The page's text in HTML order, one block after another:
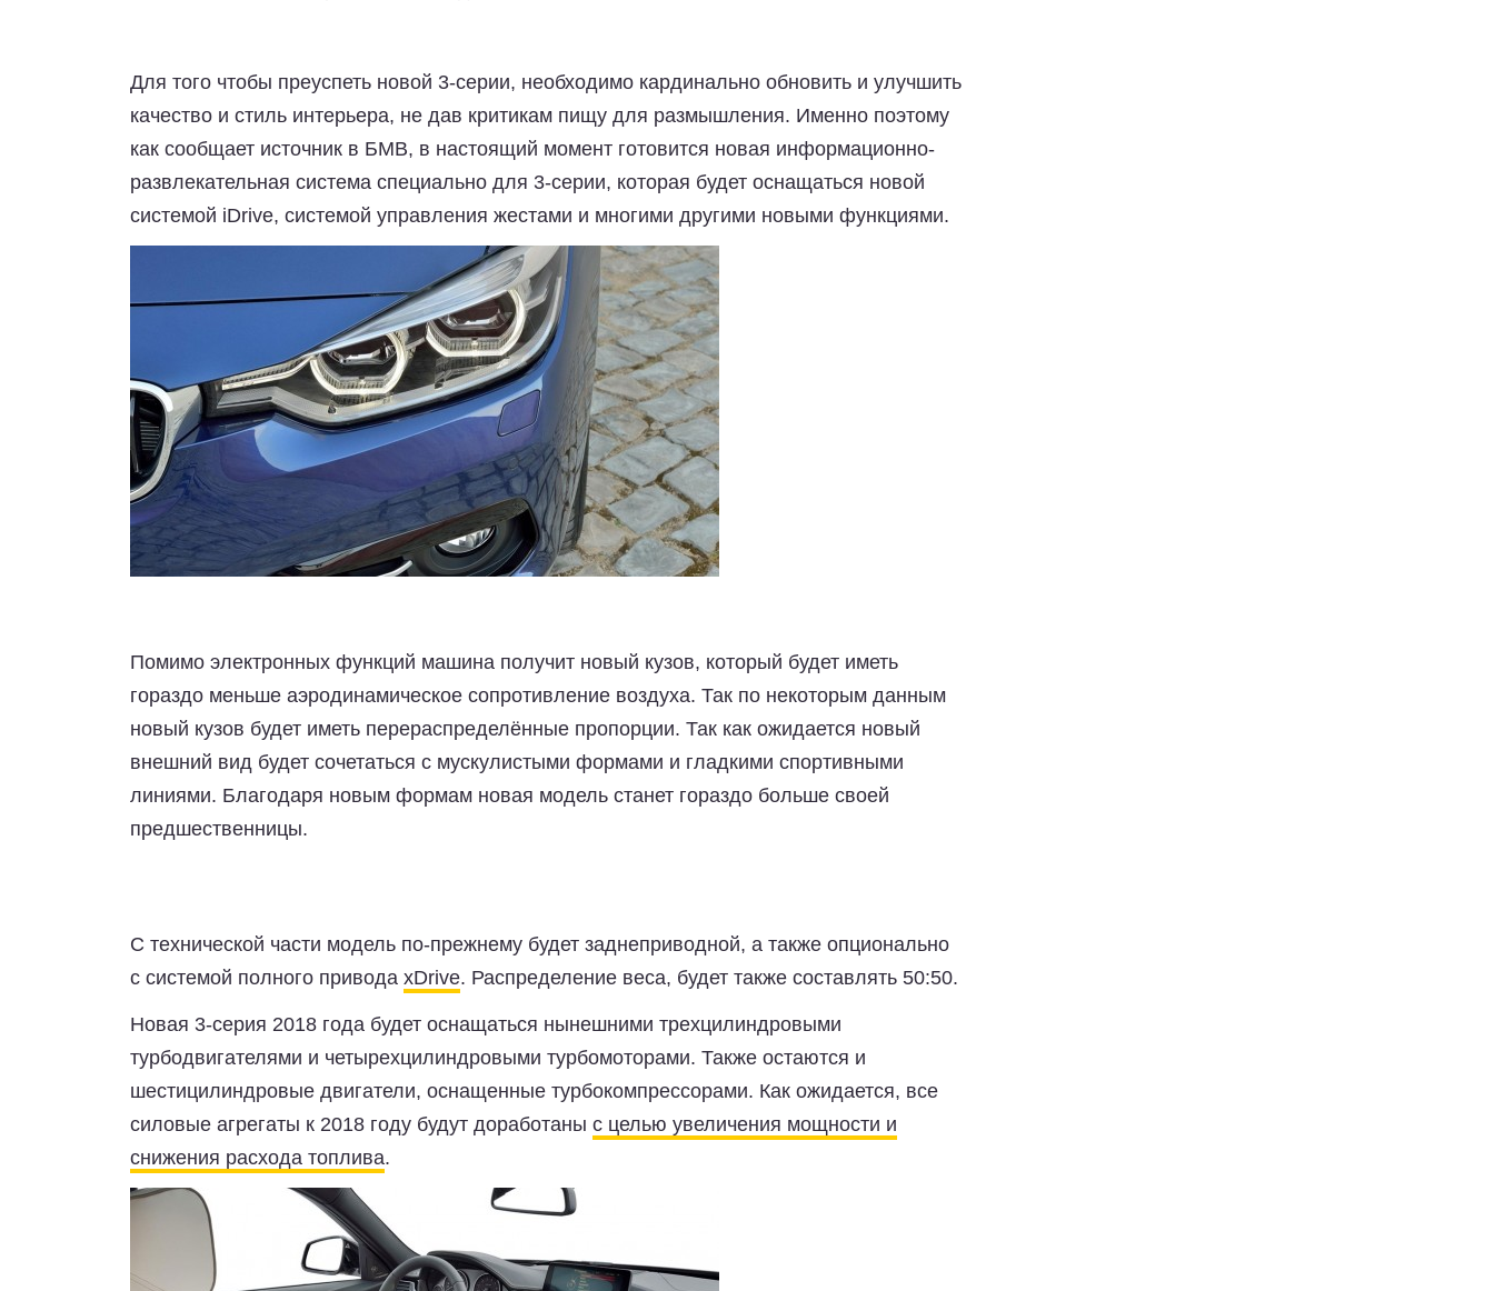
Для того чтобы преуспеть новой 3-серии, необходимо кардинально обновить и улучшить
качество и стиль интерьера, не дав критикам пищу для размышления. Именно поэтому
как сообщает источник в БМВ, в настоящий момент готовится новая информационно-
развлекательная система специально для 3-серии, которая будет оснащаться новой
системой iDrive, системой управления жестами и многими другими новыми функциями.
Помимо электронных функций машина получит новый кузов, который будет иметь
гораздо меньше аэродинамическое сопротивление воздуха. Так по некоторым данным
новый кузов будет иметь перераспределённые пропорции. Так как ожидается новый
внешний вид будет сочетаться с мускулистыми формами и гладкими спортивными
линиями. Благодаря новым формам новая модель станет гораздо больше своей
предшественницы.
С технической части модель по-прежнему будет заднеприводной, а также опционально
с системой полного привода xDrive. Распределение веса, будет также составлять 50:50.
Новая 3-серия 2018 года будет оснащаться нынешними трехцилиндровыми
турбодвигателями и четырехцилиндровыми турбомоторами. Также остаются и
шестицилиндровые двигатели, оснащенные турбокомпрессорами. Как ожидается, все
силовые агрегаты к 2018 году будут доработаны с целью увеличения мощности и
снижения расхода топлива.